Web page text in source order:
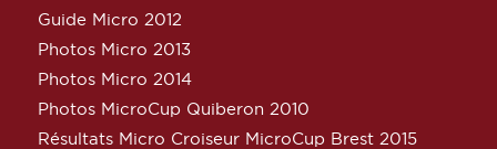
Guide Micro 2012
Photos Micro 2013
Photos Micro 2014
Photos MicroCup Quiberon 2010
Résultats Micro Croiseur MicroCup Brest 2015